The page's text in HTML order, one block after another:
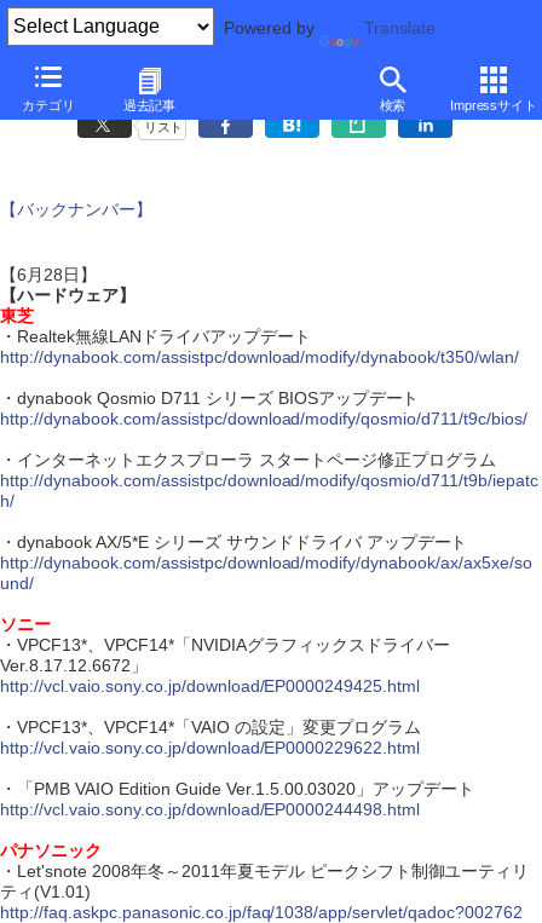
Powered by Translate
カテゴリ 過去記事 検索 Impressサイト
リスト
【バックナンバー】
【6月28日】
【ハードウェア】
東芝
・Realtek無線LANドライバアップデート
http://dynabook.com/assistpc/download/modify/dynabook/t350/wlan/
・dynabook Qosmio D711 シリーズ BIOSアップデート
http://dynabook.com/assistpc/download/modify/qosmio/d711/t9c/bios/
・インターネットエクスプローラ スタートページ修正プログラム
http://dynabook.com/assistpc/download/modify/qosmio/d711/t9b/iepatc
h/
・dynabook AX/5*E シリーズ サウンドドライバ アップデート
http://dynabook.com/assistpc/download/modify/dynabook/ax/ax5xe/so
und/
ソニー
・VPCF13*、VPCF14*「NVIDIAグラフィックスドライバー
Ver.8.17.12.6672」
http://vcl.vaio.sony.co.jp/download/EP0000249425.html
・VPCF13*、VPCF14*「VAIO の設定」変更プログラム
http://vcl.vaio.sony.co.jp/download/EP0000229622.html
・「PMB VAIO Edition Guide Ver.1.5.00.03020」アップデート
http://vcl.vaio.sony.co.jp/download/EP0000244498.html
パナソニック
・Let'snote 2008年冬～2011年夏モデル ピークシフト制御ユーティリ
ティ(V1.01)
http://faq.askpc.panasonic.co.jp/faq/1038/app/servlet/qadoc?002762